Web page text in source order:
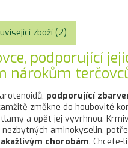
zboží (2)
podporující
nárokům
podporující
změkne do houbovité
a opět jej vyvrhnou.
aminokyselin,
chorobám. Chcete-